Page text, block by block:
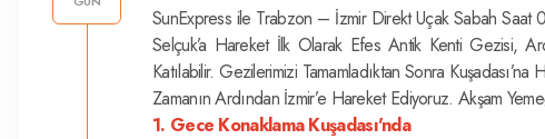
SunExpress ile Trabzon – İzmir Direkt Uçak Sabah Saat
Selçuk’a Hareket İlk Olarak Efes Antik Kenti Gezisi,
Katılabilir. Gezilerimizi Tamamladıktan Sonra
Zamanın Ardından İzmir’e Hareket Ediyoruz. Akşam
1. Gece Konaklama Kuşadası'nda